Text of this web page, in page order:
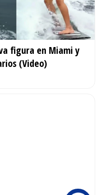
figura en Miami y
(Video)